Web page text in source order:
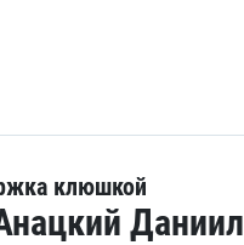
клюшкой
Даниил